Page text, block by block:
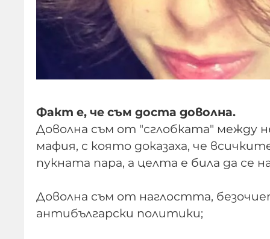
Факт е, че съм доста доволна.
Доволна съм от "сглобката" между
мафия, с която доказаха, че
пукната пара, а целта е била да се
Доволна съм от наглостта,
антибългарски политики;